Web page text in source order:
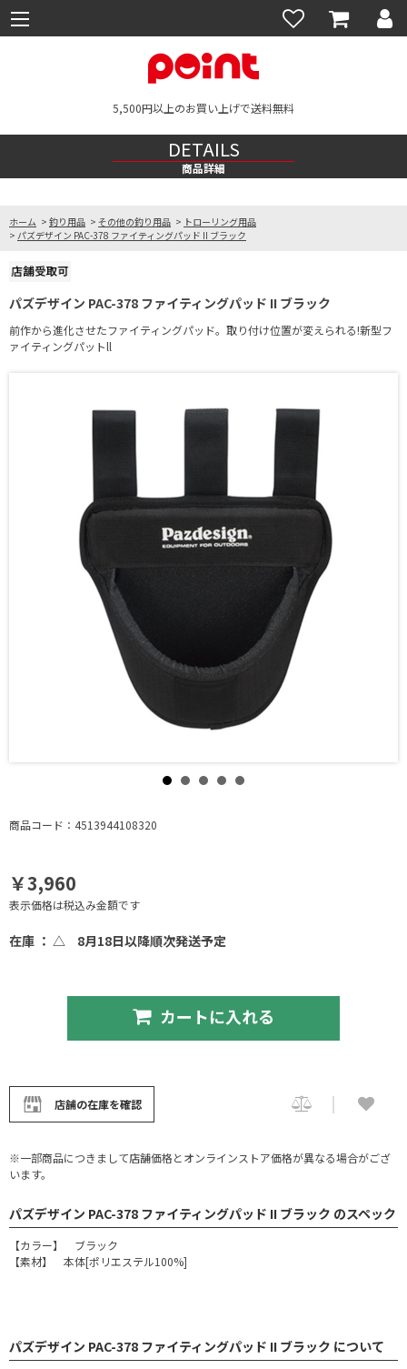
5,500円以上のお買い上げで送料無料
DETAILS
商品詳細
ホーム > 釣り用品 > その他の釣り用品 > トローリング用品
> パズデザイン PAC-378 ファイティングパッド II ブラック
パズデザイン PAC-378 ファイティングパッド II ブラック
前作から進化させたファイティングパッド。取り付け位置が変えられる!新型フ
ァイティングパットll
商品コード：4513944108320
￥3,960
表示価格は税込み金額です
在庫 ： △ 8月18日以降順次発送予定
カートに入れる
店舗の在庫を確認
※一部商品につきまして店舗価格とオンラインストア価格が異なる場合がござ
います。
パズデザイン PAC-378 ファイティングパッド II ブラック のスペック
【カラー】 ブラック
【素材】 本体[ポリエステル100%]
パズデザイン PAC-378 ファイティングパッド II ブラック について